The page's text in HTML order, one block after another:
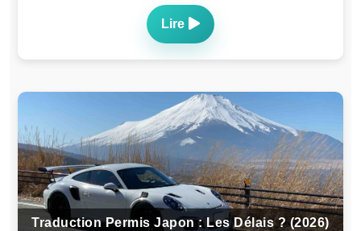
Lire
Traduction Permis Japon : Les Délais ? (2026)